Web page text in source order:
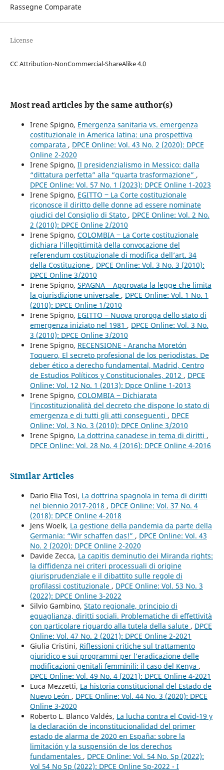
Rassegne Comparate
License
CC Attribution-NonCommercial-ShareAlike 4.0
Most read articles by the same author(s)
Irene Spigno, Emergenza sanitaria vs. emergenza
costituzionale in America latina: una prospettiva
comparata , DPCE Online: Vol. 43 No. 2 (2020): DPCE
Online 2-2020
Irene Spigno, Il presidenzialismo in Messico: dalla
“dittatura perfetta” alla “quarta trasformazione” ,
DPCE Online: Vol. 57 No. 1 (2023): DPCE Online 1-2023
Irene Spigno, EGITTO ‒ La Corte costituzionale
riconosce il diritto delle donne ad essere nominate
giudici del Consiglio di Stato , DPCE Online: Vol. 2 No.
2 (2010): DPCE Online 2/2010
Irene Spigno, COLOMBIA ‒ La Corte costituzionale
dichiara l’illegittimità della convocazione del
referendum costituzionale di modifica dell’art. 34
della Costituzione , DPCE Online: Vol. 3 No. 3 (2010):
DPCE Online 3/2010
Irene Spigno, SPAGNA ‒ Approvata la legge che limita
la giurisdizione universale , DPCE Online: Vol. 1 No. 1
(2010): DPCE Online 1/2010
Irene Spigno, EGITTO ‒ Nuova proroga dello stato di
emergenza iniziato nel 1981 , DPCE Online: Vol. 3 No.
3 (2010): DPCE Online 3/2010
Irene Spigno, RECENSIONE - Arancha Moretón
Toquero, El secreto profesional de los periodistas. De
deber ético a derecho fundamental, Madrid, Centro
de Estudios Políticos y Constitucionales, 2012 , DPCE
Online: Vol. 12 No. 1 (2013): Dpce Online 1-2013
Irene Spigno, COLOMBIA ‒ Dichiarata
l’incostituzionalità del decreto che dispone lo stato di
emergenza e di tutti gli atti conseguenti , DPCE
Online: Vol. 3 No. 3 (2010): DPCE Online 3/2010
Irene Spigno, La dottrina canadese in tema di diritti ,
DPCE Online: Vol. 28 No. 4 (2016): DPCE Online 4-2016
Similar Articles
Dario Elia Tosi, La dottrina spagnola in tema di diritti
nel biennio 2017-2018 , DPCE Online: Vol. 37 No. 4
(2018): DPCE Online 4-2018
Jens Woelk, La gestione della pandemia da parte della
Germania: “Wir schaffen das!” , DPCE Online: Vol. 43
No. 2 (2020): DPCE Online 2-2020
Davide Zecca, La capitis deminutio dei Miranda rights:
la diffidenza nei criteri processuali di origine
giurisprudenziale e il dibattito sulle regole di
profilassi costituzionale , DPCE Online: Vol. 53 No. 3
(2022): DPCE Online 3-2022
Silvio Gambino, Stato regionale, principio di
eguaglianza, diritti sociali. Problematiche di effettività
con particolare riguardo alla tutela della salute , DPCE
Online: Vol. 47 No. 2 (2021): DPCE Online 2-2021
Giulia Cristini, Riflessioni critiche sul trattamento
giuridico e sui programmi per l’eradicazione delle
modificazioni genitali femminili: il caso del Kenya ,
DPCE Online: Vol. 49 No. 4 (2021): DPCE Online 4-2021
Luca Mezzetti, La historia constitucional del Estado de
Nuevo León , DPCE Online: Vol. 44 No. 3 (2020): DPCE
Online 3-2020
Roberto L. Blanco Valdés, La lucha contra el Covid-19 y
la declaración de inconstitucionalidad del primer
estado de alarma de 2020 en España: sobre la
limitación y la suspensión de los derechos
fundamentales , DPCE Online: Vol. 54 No. Sp (2022):
Vol 54 No Sp (2022): DPCE Online Sp-2022 - I